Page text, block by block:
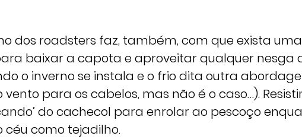
dos roadsters faz, também, com que exista uma
baixar a capota e aproveitar qualquer nesga
o inverno se instala e o frio dita outra
para os cabelos, mas não é o caso…).
do cachecol para enrolar ao pescoço
céu como tejadilho.